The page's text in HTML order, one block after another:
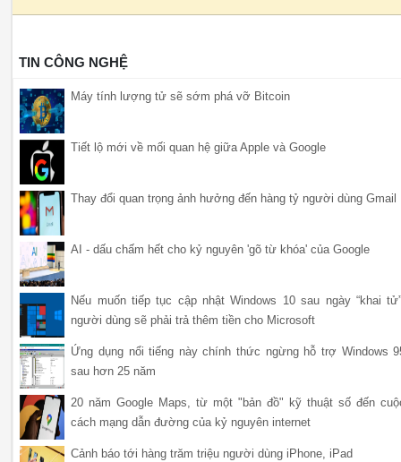
TIN CÔNG NGHỆ
Máy tính lượng tử sẽ sớm phá vỡ Bitcoin
Tiết lộ mới về mối quan hệ giữa Apple và Google
Thay đổi quan trọng ảnh hưởng đến hàng tỷ người dùng Gmail
AI - dấu chấm hết cho kỷ nguyên 'gõ từ khóa' của Google
Nếu muốn tiếp tục cập nhật Windows 10 sau ngày “khai
người dùng sẽ phải trả thêm tiền cho Microsoft
Ứng dụng nổi tiếng này chính thức ngừng hỗ trợ Windows
sau hơn 25 năm
20 năm Google Maps, từ một "bản đồ" kỹ thuật số đến
cách mạng dẫn đường của kỷ nguyên internet
Cảnh báo tới hàng trăm triệu người dùng iPhone, iPad